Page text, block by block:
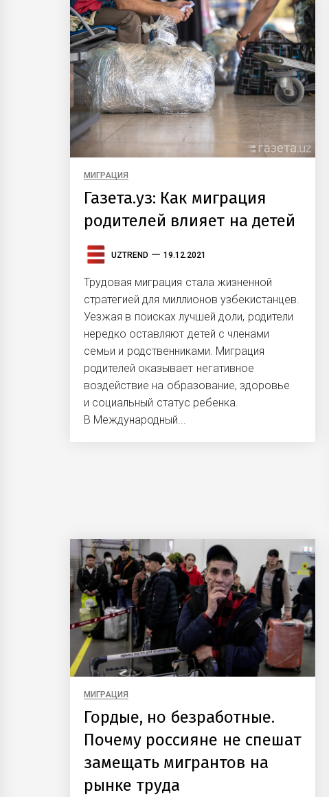
МИГРАЦИЯ
Газета.уз: Как миграция
родителей влияет на детей
UZTREND 19.12.2021
Трудовая миграция стала жизненной
стратегией для миллионов узбекистанцев.
Уезжая в поисках лучшей доли, родители
нередко оставляют детей с членами
семьи и родственниками. Миграция
родителей оказывает негативное
воздействие на образование, здоровье
и социальный статус ребенка.
В Международный...
МИГРАЦИЯ
Гордые, но безработные.
Почему россияне не спешат
замещать мигрантов на
рынке труда